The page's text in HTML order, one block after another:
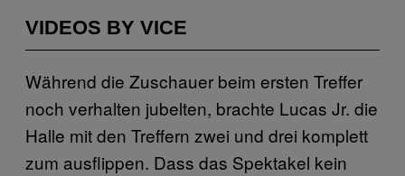
VIDEOS BY VICE
Während die Zuschauer beim ersten Treffer
noch verhalten jubelten, brachte Lucas Jr. die
Halle mit den Treffern zwei und drei komplett
zum ausflippen. Dass das Spektakel kein